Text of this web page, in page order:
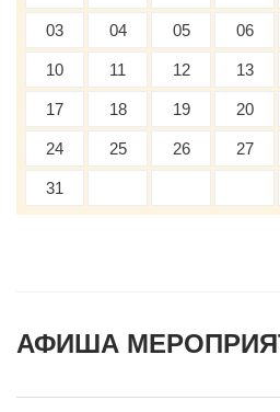
03 04 05 06
10 11 12 13
17 18 19 20
24 25 26 27
31
АФИША